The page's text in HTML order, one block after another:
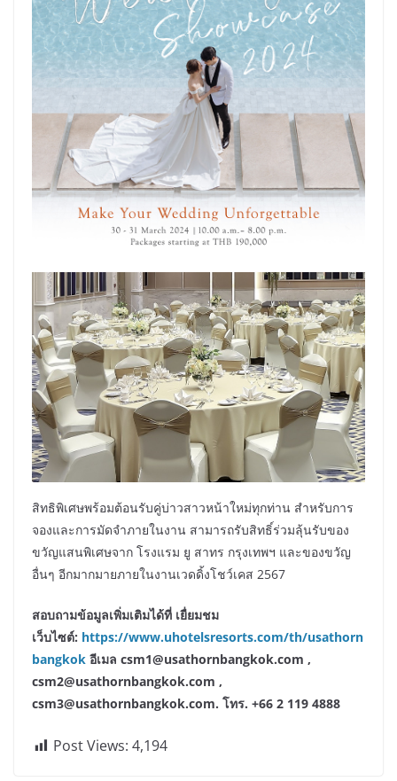
สิทธิพิเศษพร้อมต้อนรับคู่บ่าวสาวหน้าใหม่ทุกท่าน สำหรับการ
จองและการมัดจำภายในงาน สามารถรับสิทธิ์ร่วมลุ้นรับของ
ขวัญแสนพิเศษจาก โรงแรม ยู สาทร กรุงเทพฯ และของขวัญ
อื่นๆ อีกมากมายภายในงานเวดดิ้งโชว์เคส 2567
สอบถามข้อมูลเพิ่มเติมได้ที่ เยื่ยมชม
เว็บไซต์: https://www.uhotelsresorts.com/th/usathorn
bangkok อีเมล csm1@usathornbangkok.com ,
csm2@usathornbangkok.com ,
csm3@usathornbangkok.com. โทร. +66 2 119 4888
Post Views: 4,194